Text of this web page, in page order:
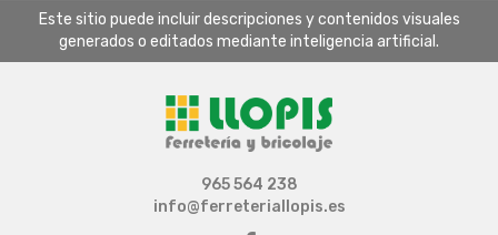
Este sitio puede incluir descripciones y contenidos visuales
generados o editados mediante inteligencia artificial.
965 564 238
info@ferreteriallopis.es